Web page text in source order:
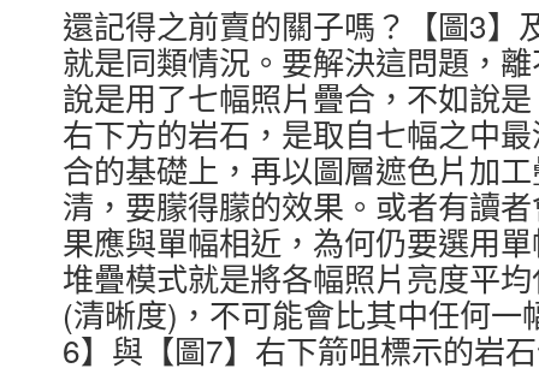
還記得之前賣的關子嗎？【圖3】
就是同類情況。要解決這問題，
說是用了七幅照片疊合，不如說
右下方的岩石，是取自七幅之中
合的基礎上，再以圖層遮色片加
清，要朦得朦的效果。或者有讀
果應與單幅相近，為何仍要選用
堆疊模式就是將各幅照片亮度平
(清晰度)，不可能會比其中任何
6】與【圖7】右下箭咀標示的岩